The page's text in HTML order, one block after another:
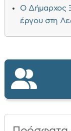
Ο Δήμαρχος
έργου στη